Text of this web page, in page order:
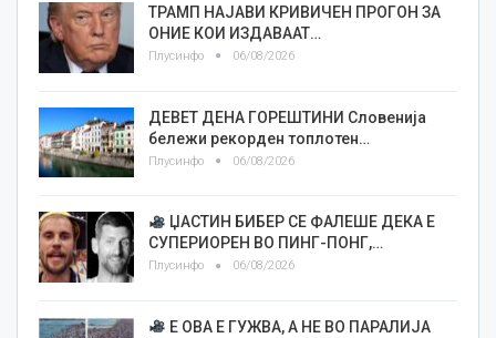
ТРАМП НАЈАВИ КРИВИЧЕН ПРОГОН ЗА
ОНИЕ КОИ ИЗДАВААТ…
Плусинфо 06/08/2026
ДЕВЕТ ДЕНА ГОРЕШТИНИ Словенија
бележи рекорден топлотен…
Плусинфо 06/08/2026
ЏАСТИН БИБЕР СЕ ФАЛЕШЕ ДЕКА Е
СУПЕРИОРЕН ВО ПИНГ-ПОНГ,…
Плусинфо 06/08/2026
Е ОВА Е ГУЖВА, А НЕ ВО ПАРАЛИЈА